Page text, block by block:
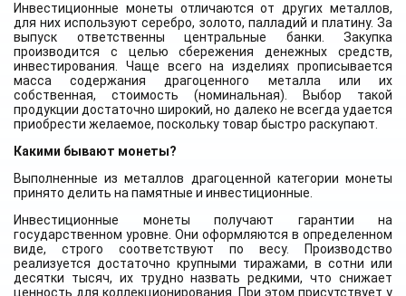
Инвестиционные монеты отличаются от других металлов,
для них используют серебро, золото, палладий и платину. За
выпуск ответственны центральные банки. Закупка
производится с целью сбережения денежных средств,
инвестирования. Чаще всего на изделиях прописывается
масса содержания драгоценного металла или их
собственная, стоимость (номинальная). Выбор такой
продукции достаточно широкий, но далеко не всегда удается
приобрести желаемое, поскольку товар быстро раскупают.
Какими бывают монеты?
Выполненные из металлов драгоценной категории монеты
принято делить на памятные и инвестиционные.
Инвестиционные монеты получают гарантии на
государственном уровне. Они оформляются в определенном
виде, строго соответствуют по весу. Производство
реализуется достаточно крупными тиражами, в сотни или
десятки тысяч, их трудно назвать редкими, что снижает
ценность для коллекционирования. При этом присутствует у